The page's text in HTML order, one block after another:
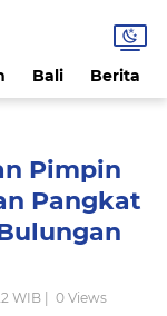
Bali Berita
Pimpin
Pangkat
WIB | 0 Views